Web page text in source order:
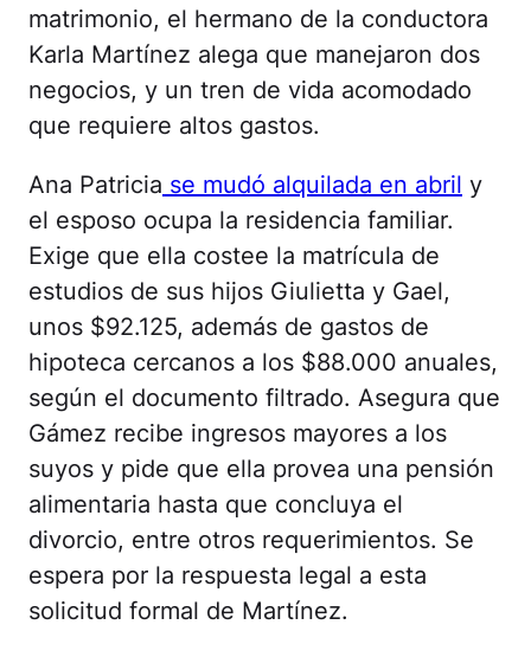
matrimonio, el hermano de la conductora
Karla Martínez alega que manejaron dos
negocios, y un tren de vida acomodado
que requiere altos gastos.
Ana Patricia se mudó alquilada en abril y
el esposo ocupa la residencia familiar.
Exige que ella costee la matrícula de
estudios de sus hijos Giulietta y Gael,
unos $92.125, además de gastos de
hipoteca cercanos a los $88.000 anuales,
según el documento filtrado. Asegura que
Gámez recibe ingresos mayores a los
suyos y pide que ella provea una pensión
alimentaria hasta que concluya el
divorcio, entre otros requerimientos. Se
espera por la respuesta legal a esta
solicitud formal de Martínez.